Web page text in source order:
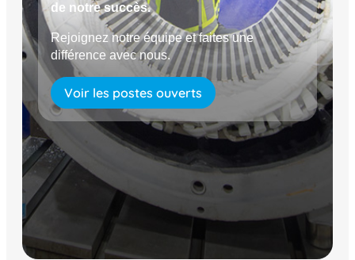
de notre succès.
Rejoignez notre équipe et faites une
différence avec nous.
Voir les postes ouverts